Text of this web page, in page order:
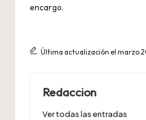
encargo.
Última actualización el marzo
Redaccion
Ver todas las entradas